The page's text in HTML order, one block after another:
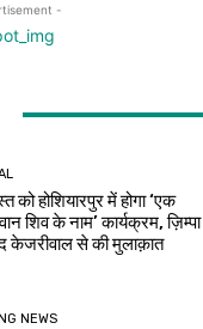
-
को होशियारपुर में होगा ‘एक
शिव के नाम’ कार्यक्रम, ज़िम्पा
केजरीवाल से की मुलाक़ात
NEWS